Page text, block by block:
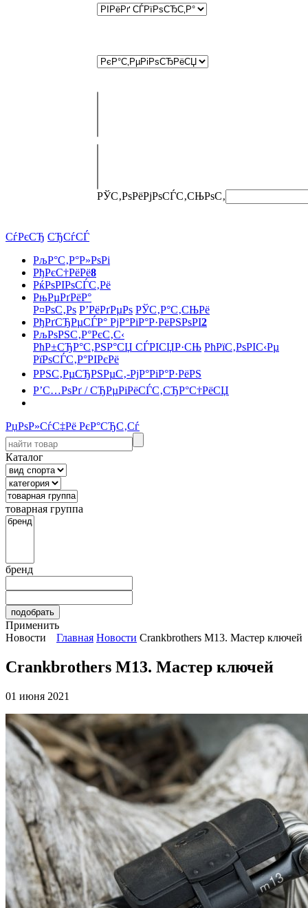
РЎС‚РѕРёРјРѕСЃС‚СЊРѕС‚
СѓРєСЂ СЂСѓСЃ
РљР°С‚Р°Р»РѕРі
РђРєС†РёРё8
РќРѕРІРѕСЃС‚Рё
РњРµРґРёР°
Р¤РѕС‚Рѕ Р’РёРґРµРѕ РЎС‚Р°С‚СЊРё
РђРґСЂРµСЃР° РјР°РіР°Р·РёРЅРѕРІ2
РљРѕРЅС‚Р°РєС‚С‹
РћР±СЂР°С‚РЅР°СЏ СЃРІСЏР·СЊ РћРїС‚РѕРІС‹Рµ
РїРѕСЃС‚Р°РІРєРё
РРЅС‚РµСЂРЅРµС‚-РјР°РіР°Р·РёРЅ
Р’С…РѕРґ / СЂРµРіРёСЃС‚СЂР°С†РёСЏ
РџРѕР»СѓС‡Рё РєР°СЂС‚Сѓ
Каталог
товарная группа
бренд
Применить
Новости
Главная Новости Crankbrothers M13. Мастер ключей
Crankbrothers M13. Мастер ключей
01 июня 2021